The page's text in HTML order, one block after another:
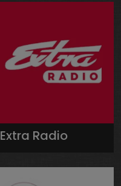
Extra Radio